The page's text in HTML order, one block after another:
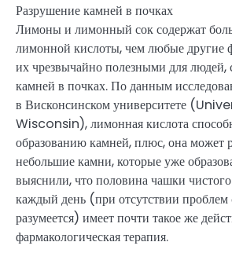
Разрушение камней в почках
Лимоны и лимонный сок содержат
лимонной кислоты, чем любые другие
их чрезвычайно полезными для людей,
камней в почках. По данным
в Висконсинском университете
Wisconsin), лимонная кислота
образованию камней, плюс, она может
небольшие камни, которые уже
выяснили, что половина чашки
каждый день (при отсутствии проблем
разумеется) имеет почти такое же
фармакологическая терапия.